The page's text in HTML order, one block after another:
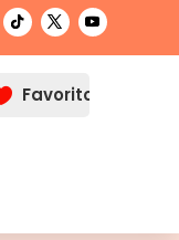
Favoritos